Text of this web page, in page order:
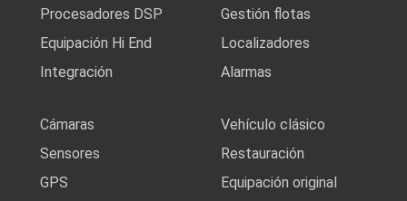
Procesadores DSP
Equipación Hi End
Integración
Gestión flotas
Localizadores
Alarmas
Cámaras
Sensores
GPS
Vehículo clásico
Restauración
Equipación original